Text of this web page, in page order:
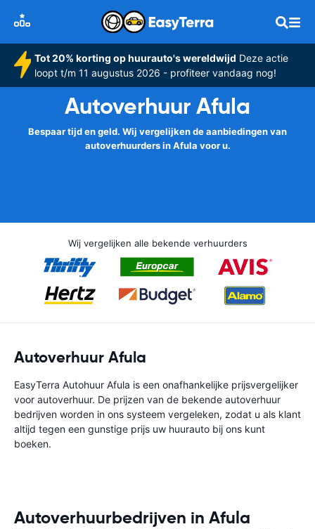
Tot 20% korting op huurauto's wereldwijd Deze actie
loopt t/m 11 augustus 2026 - profiteer vandaag nog!
Autoverhuur Afula
Bespaar tijd en geld. Wij vergelijken de aanbiedingen van
autoverhuurders in Afula voor u.
Wij vergelijken alle bekende verhuurders
Autoverhuur Afula
EasyTerra Autohuur Afula is een onafhankelijke prijsvergelijker
voor autoverhuur. De prijzen van de bekende autoverhuur
bedrijven worden in ons systeem vergeleken, zodat u als klant
altijd tegen een gunstige prijs uw huurauto bij ons kunt
boeken.
Autoverhuurbedrijven in Afula